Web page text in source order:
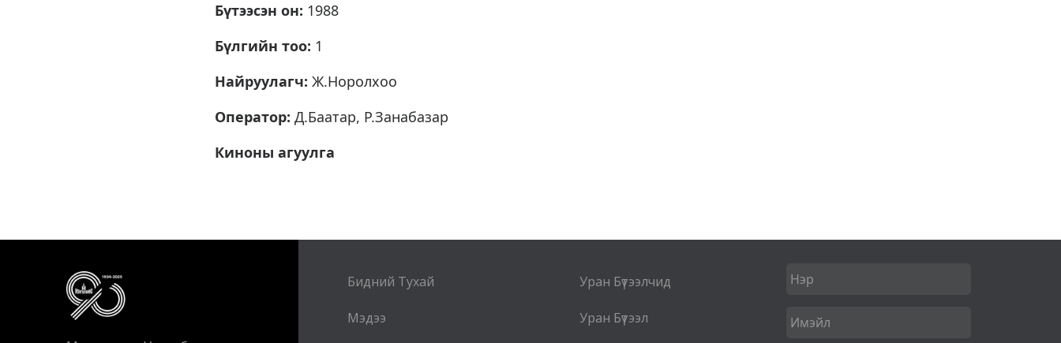
Бүтээсэн он: 1988
Бүлгийн тоо: 1
Найруулагч: Ж.Норолхоо
Оператор: Д.Баатар, Р.Занабазар
Киноны агуулга
Бидний Тухай
Мэдээ
Уран Бүтээлчид
Уран Бүтээл